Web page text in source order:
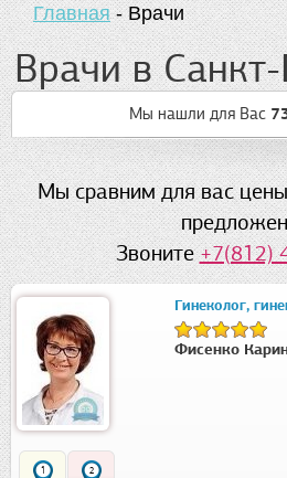
Главная-Врачи
Врачи в
Мы нашли для Вас
Мы сравним для вас
Звоните+7(812)
Гинеколог,
Фисенко
1 2